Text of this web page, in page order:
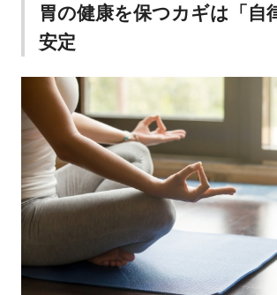
胃の健康を保つカギは「自
安定